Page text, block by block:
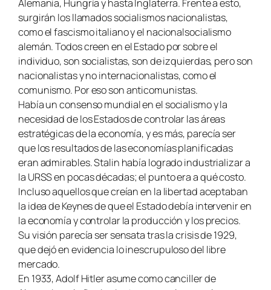
Alemania, Hungría y hasta Inglaterra. Frente a esto,
surgirán los llamados socialismos nacionalistas,
como el fascismo italiano y el nacionalsocialismo
alemán. Todos creen en el Estado por sobre el
individuo, son socialistas, son de izquierdas, pero son
nacionalistas y no internacionalistas, como el
comunismo. Por eso son anticomunistas.
Había un consenso mundial en el socialismo y la
necesidad de los Estados de controlar las áreas
estratégicas de la economía, y es más, parecía ser
que los resultados de las economías planificadas
eran admirables. Stalin había logrado industrializar a
la URSS en pocas décadas; el punto era a qué costo.
Incluso aquellos que creían en la libertad aceptaban
la idea de Keynes de que el Estado debía intervenir en
la economía y controlar la producción y los precios.
Su visión parecía ser sensata tras la crisis de 1929,
que dejó en evidencia lo inescrupuloso del libre
mercado.
En 1933, Adolf Hitler asume como canciller de